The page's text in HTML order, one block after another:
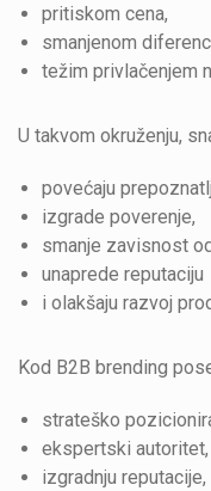
pritiskom cena,
smanjenom
težim privlačenjem
U takvom okruženju,
povećaju
izgrade poverenje,
smanje zavisnost
unaprede reputaciju
i olakšaju razvoj
Kod B2B brending
strateško
ekspertski autoritet,
izgradnju reputacije,